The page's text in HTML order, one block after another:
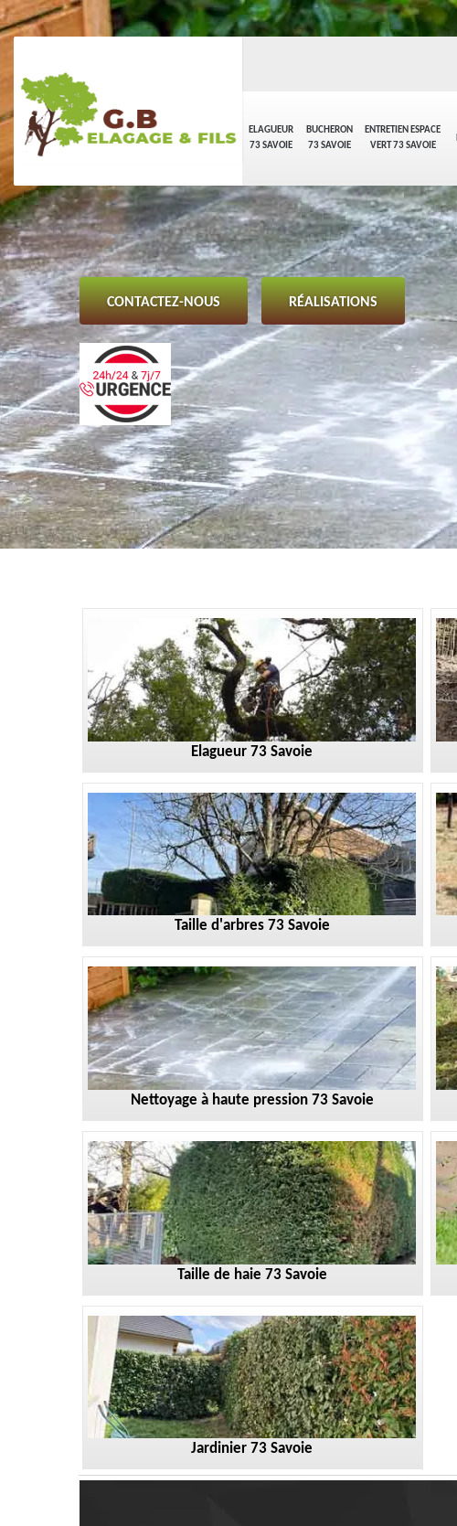
ELAGUEUR
73 SAVOIE
BUCHERON
73 SAVOIE
ENTRETIEN ESPACE
VERT 73 SAVOIE
CONTACTEZ-NOUS RÉALISATIONS
Elagueur 73 Savoie
Taille d'arbres 73 Savoie
Nettoyage à haute pression 73 Savoie
Taille de haie 73 Savoie
Jardinier 73 Savoie